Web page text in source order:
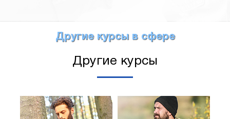
Другие курсы в сфере
Другие курсы